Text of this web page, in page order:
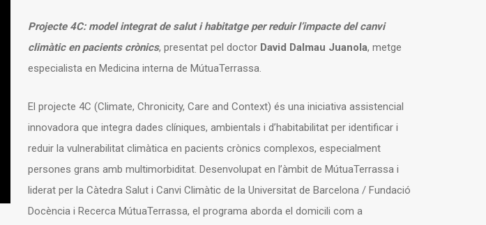
Projecte 4C: model integrat de salut i habitatge per reduir l’impacte del canvi
climàtic en pacients crònics, presentat pel doctor David Dalmau Juanola, metge
especialista en Medicina interna de MútuaTerrassa.
El projecte 4C (Climate, Chronicity, Care and Context) és una iniciativa assistencial
innovadora que integra dades clíniques, ambientals i d’habitabilitat per identificar i
reduir la vulnerabilitat climàtica en pacients crònics complexos, especialment
persones grans amb multimorbiditat. Desenvolupat en l’àmbit de MútuaTerrassa i
liderat per la Càtedra Salut i Canvi Climàtic de la Universitat de Barcelona / Fundació
Docència i Recerca MútuaTerrassa, el programa aborda el domicili com a